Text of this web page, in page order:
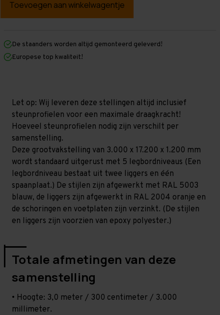
Grootvakstelling
mm
mm
x
1.200
niveaus
Grootvakstelling
mm
mm
1.200
niveaus
De staanders worden altijd gemonteerd geleverd!
Europese top kwaliteit!
Let op: Wij leveren deze stellingen altijd inclusief
steunprofielen voor een maximale draagkracht!
Hoeveel steunprofielen nodig zijn verschilt per
samenstelling.
Deze grootvakstelling van 3.000 x 17.200 x 1.200 mm
wordt standaard uitgerust met 5 legbordniveaus (Een
legbordniveau bestaat uit twee liggers en één
spaanplaat.) De stijlen zijn afgewerkt met RAL 5003
blauw, de liggers zijn afgewerkt in RAL 2004 oranje en
de schoringen en voetplaten zijn verzinkt. (De stijlen
en liggers zijn voorzien van epoxy polyester.)
Totale afmetingen van deze
samenstelling
• Hoogte: 3,0 meter / 300 centimeter / 3.000
millimeter.